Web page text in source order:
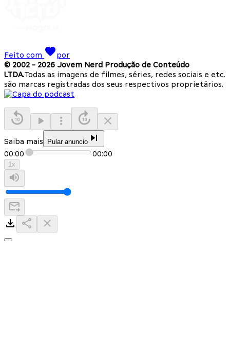
Feito com
por
© 2002 - 2026 Jovem Nerd Produção de Conteúdo
LTDA.Todas as imagens de filmes, séries, redes sociais e etc.
são marcas registradas dos seus respectivos proprietários.
Saiba mais Pular anuncio
00:00 00:00
1x